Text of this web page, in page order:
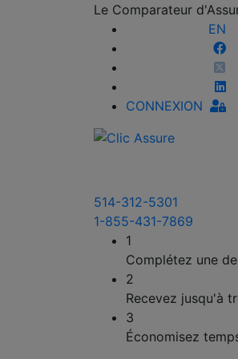
Le Comparateur
EN
CONNEXION
514-312-5301
1-855-431-7869
1
Complétez une
2
Recevez jusqu'à
3
Économisez